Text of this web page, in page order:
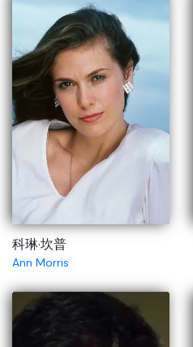
科琳·坎普
Ann Morris